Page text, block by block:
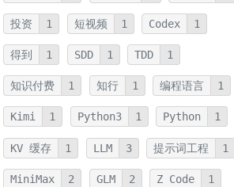
投资 1 短视频 1 Codex 1
得到 1 SDD 1 TDD 1
知识付费 1 知行 1 编程语言 1
Kimi 1 Python3 1 Python 1
KV 缓存 1 LLM 3 提示词工程 1
MiniMax 2 GLM 2 Z Code 1